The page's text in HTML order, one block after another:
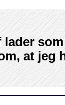
at jeg